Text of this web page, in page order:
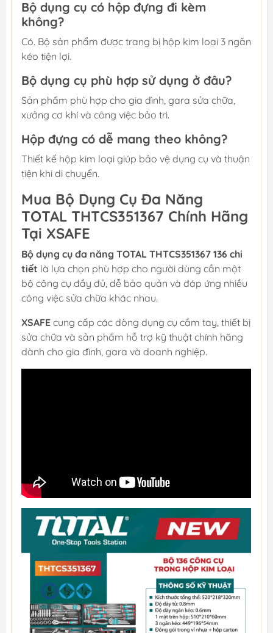
Bộ dụng cụ có hộp đựng đi kèm
không?
Có. Bộ sản phẩm được trang bị hộp kim loại 3 ngăn
kéo tiện lợi.
Bộ dụng cụ phù hợp sử dụng ở đâu?
Sản phẩm phù hợp cho gia đình, gara sửa chữa,
xưởng cơ khí và công việc bảo trì.
Hộp đựng có dễ mang theo không?
Thiết kế hộp kim loại giúp bảo vệ dụng cụ và thuận
tiện khi di chuyển.
Mua Bộ Dụng Cụ Đa Năng
TOTAL THTCS351367 Chính Hãng
Tại XSAFE
Bộ dụng cụ đa năng TOTAL THTCS351367 136 chi
tiết là lựa chọn phù hợp cho người dùng cần một
bộ công cụ đầy đủ, dễ bảo quản và đáp ứng nhiều
công việc sửa chữa khác nhau.
XSAFE cung cấp các dòng dụng cụ cầm tay, thiết bị
sửa chữa và sản phẩm hỗ trợ kỹ thuật chính hãng
dành cho gia đình, gara và doanh nghiệp.